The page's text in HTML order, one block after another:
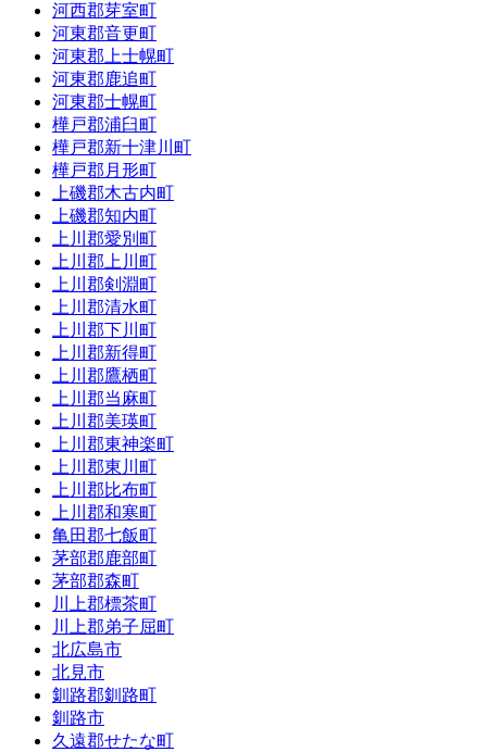
河西郡芽室町
河東郡音更町
河東郡上士幌町
河東郡鹿追町
河東郡士幌町
樺戸郡浦臼町
樺戸郡新十津川町
樺戸郡月形町
上磯郡木古内町
上磯郡知内町
上川郡愛別町
上川郡上川町
上川郡剣淵町
上川郡清水町
上川郡下川町
上川郡新得町
上川郡鷹栖町
上川郡当麻町
上川郡美瑛町
上川郡東神楽町
上川郡東川町
上川郡比布町
上川郡和寒町
亀田郡七飯町
茅部郡鹿部町
茅部郡森町
川上郡標茶町
川上郡弟子屈町
北広島市
北見市
釧路郡釧路町
釧路市
久遠郡せたな町